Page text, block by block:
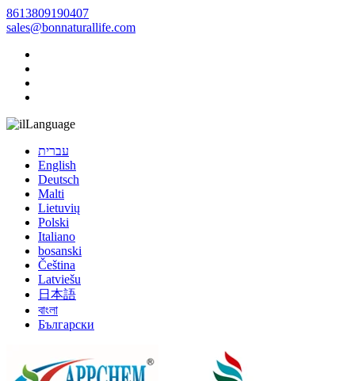
8613809190407
sales@bonnaturallife.com
Language
עברית
English
Deutsch
Malti
Lietuvių
Polski
Italiano
bosanski
Čeština
Latviešu
日本語
বাংলা
Български